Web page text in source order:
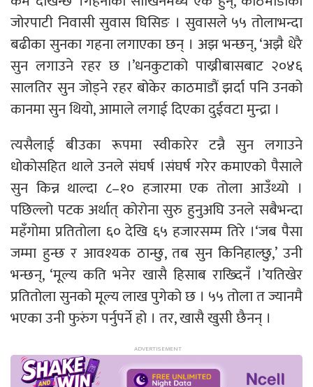
जोरपाटी निवासी सुवास घिसिङ । सुवासले ५५ तोलाभन्दा
बढीका सुनका गहना लगाएका छन् । अझ भन्छन्, ‘अझै धेरै
सुन लगाउने रहर छ ।’धनकुटाको पाख्रीबासबाट २०४६
सालतिर सुन जोड्ने रहर बोकेर काठमाडौं झर्दा पनि उनको
कानमा सुन थियो, आमाले लगाई दिएका दुईवटा मुन्द्रा ।
त्यसैलाई बीउका रूपमा स्वीकारेर टन्नै सुन लगाउने
धोकोसहित थाले उनले संघर्ष ।संघर्ष गरेर कमाएको पैसाले
सुन किन्न थाल्दा ८–१० हजारमा एक तोला आउँथ्यो ।
पछिल्लो पटक अर्थात् कोरोना सुरु हुनुअघि उनले सबैभन्दा
महँगोमा प्रतितोला ६० देखि ६५ हजारसम्म तिरे ।‘जब पैसा
जम्मा हुन्छ र आवश्यक ठान्छु, तब सुन किनिहाल्छु,’ उनी
भन्छन्, ‘मूल्य कति भनेर खासै हिसाब राख्दिनँ ।’यतिखेर
प्रतितोला सुनको मूल्य लाख पुगेको छ । ५५ तोला त ज्यानमै
भएका उनी फुरुंग पर्नुपर्ने हो । तर, खासै खुसी छैनन् ।